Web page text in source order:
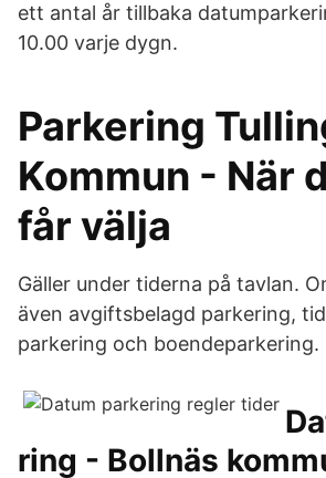
ett antal år tillbaka
10.00 varje dygn.
Parkering
Kommun - När
får välja
Gäller under tiderna på tavlan.
även avgiftsbelagd parkering,
parkering och boendeparkering.
ring - Bollnäs